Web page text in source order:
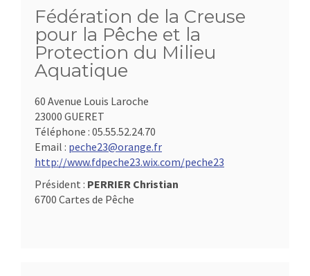
Fédération de la Creuse
pour la Pêche et la
Protection du Milieu
Aquatique
60 Avenue Louis Laroche
23000 GUERET
Téléphone : 05.55.52.24.70
Email : peche23@orange.fr
http://www.fdpeche23.wix.com/peche23
Président : PERRIER Christian
6700 Cartes de Pêche